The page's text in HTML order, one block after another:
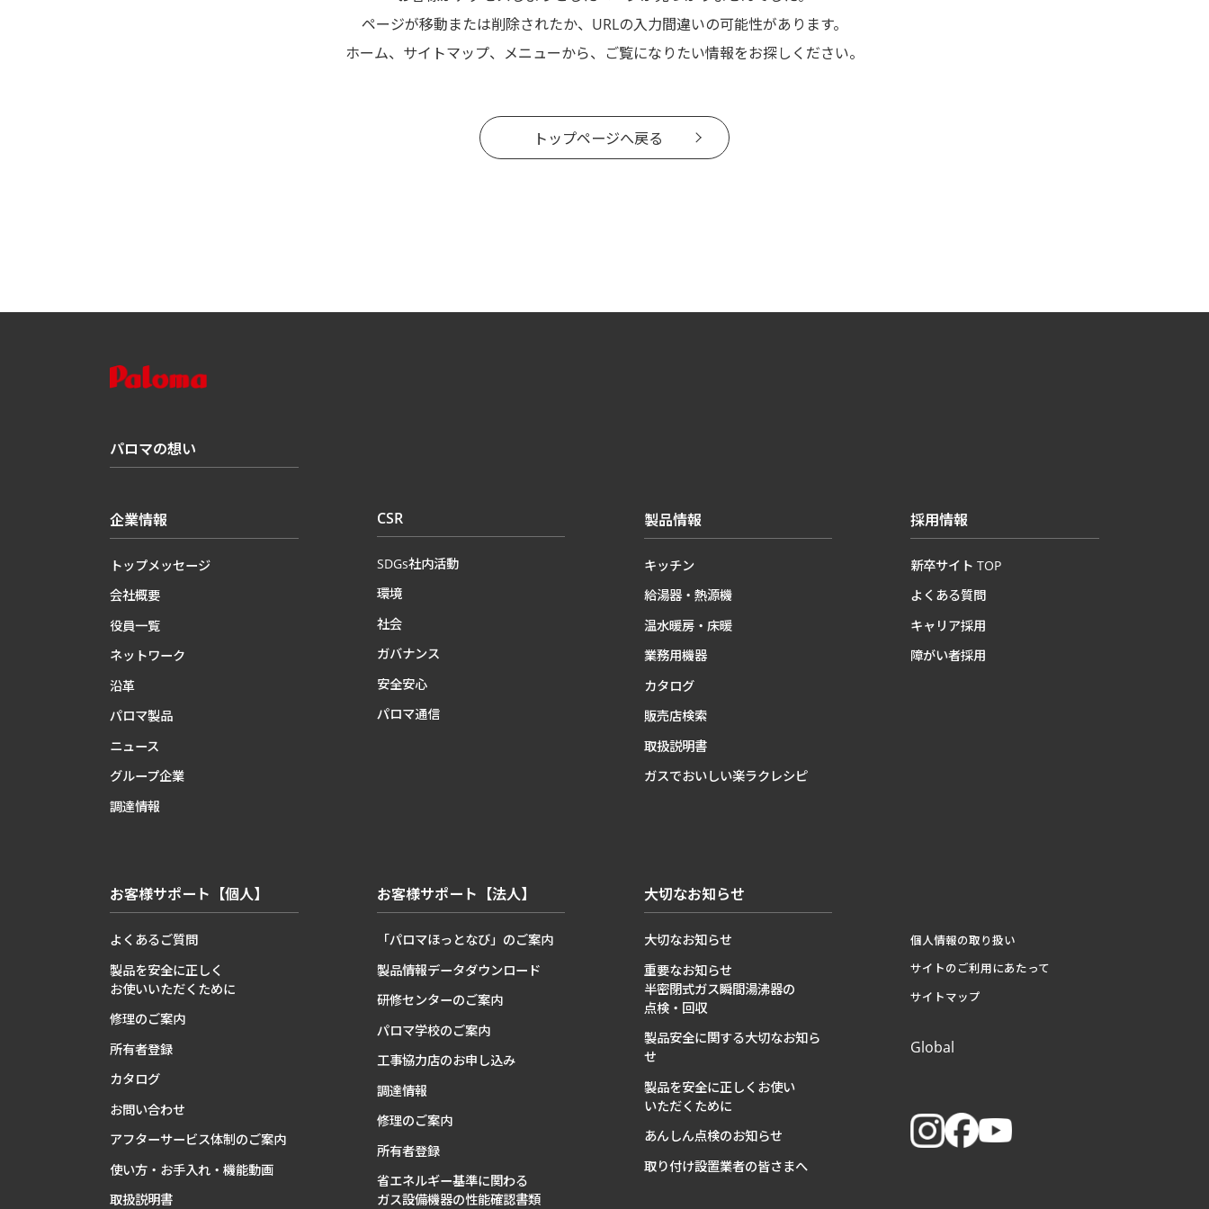
ページが移動または削除されたか、URLの入力間違いの可能性があります。
ホーム、サイトマップ、メニューから、ご覧になりたい情報をお探しください。
トップページへ戻る
パロマの想い
企業情報
トップメッセージ
会社概要
役員一覧
ネットワーク
沿革
パロマ製品
ニュース
グループ企業
調達情報
CSR
SDGs社内活動
環境
社会
ガバナンス
安全安心
パロマ通信
製品情報
キッチン
給湯器・熱源機
温水暖房・床暖
業務用機器
カタログ
販売店検索
取扱説明書
ガスでおいしい楽ラクレシピ
採用情報
新卒サイト TOP
よくある質問
キャリア採用
障がい者採用
お客様サポート【個人】
よくあるご質問
製品を安全に正しく
お使いいただくために
修理のご案内
所有者登録
カタログ
お問い合わせ
アフターサービス体制のご案内
使い方・お手入れ・機能動画
取扱説明書
お客様サポート【法人】
「パロマほっとなび」のご案内
製品情報データダウンロード
研修センターのご案内
パロマ学校のご案内
工事協力店のお申し込み
調達情報
修理のご案内
所有者登録
省エネルギー基準に関わる
ガス設備機器の性能確認書類
大切なお知らせ
大切なお知らせ
重要なお知らせ
半密閉式ガス瞬間湯沸器の
点検・回収
製品安全に関する大切なお知ら
せ
製品を安全に正しくお使い
いただくために
あんしん点検のお知らせ
取り付け設置業者の皆さまへ
個人情報の取り扱い
サイトのご利用にあたって
サイトマップ
Global